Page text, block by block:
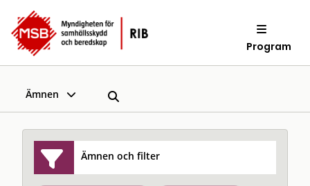
Program
Ämnen
Ämnen och filter